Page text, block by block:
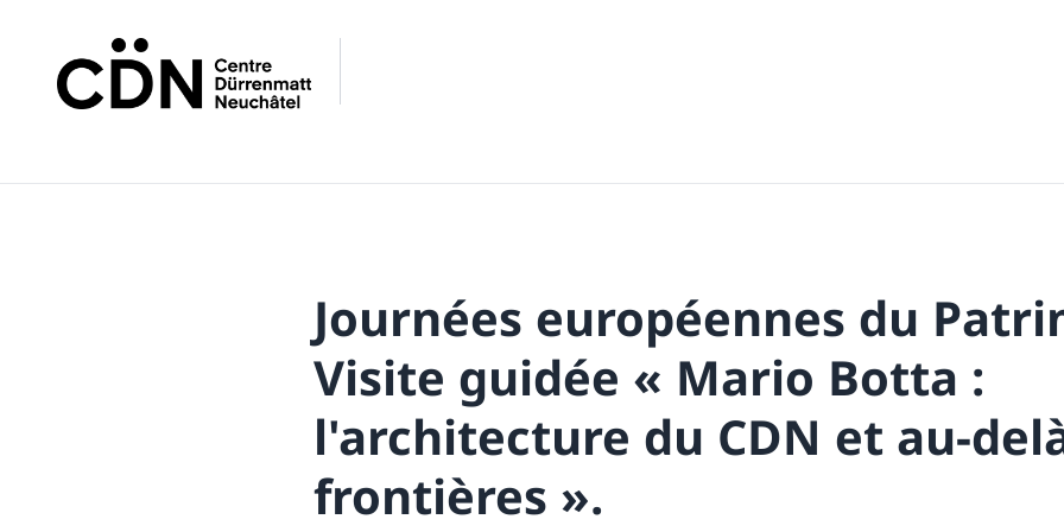
Journées européennes du
Visite guidée « Mario Botta :
l'architecture du CDN et au-
frontières ».